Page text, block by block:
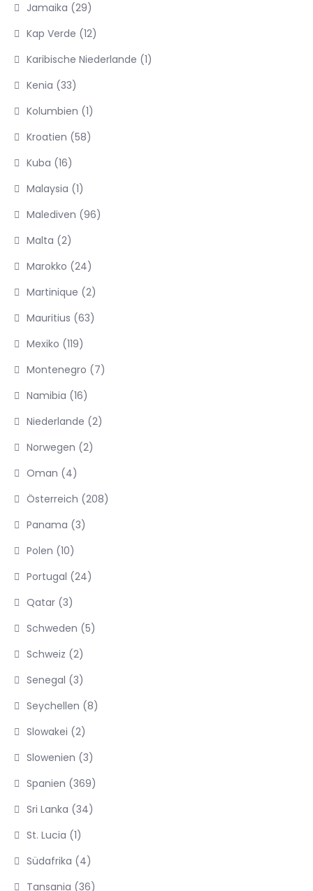
Jamaika (29)
Kap Verde (12)
Karibische Niederlande (1)
Kenia (33)
Kolumbien (1)
Kroatien (58)
Kuba (16)
Malaysia (1)
Malediven (96)
Malta (2)
Marokko (24)
Martinique (2)
Mauritius (63)
Mexiko (119)
Montenegro (7)
Namibia (16)
Niederlande (2)
Norwegen (2)
Oman (4)
Österreich (208)
Panama (3)
Polen (10)
Portugal (24)
Qatar (3)
Schweden (5)
Schweiz (2)
Senegal (3)
Seychellen (8)
Slowakei (2)
Slowenien (3)
Spanien (369)
Sri Lanka (34)
St. Lucia (1)
Südafrika (4)
Tansania (36)